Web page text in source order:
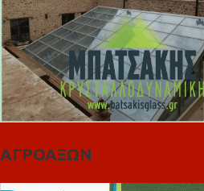
ΑΓΡΟΑΞΩΝ